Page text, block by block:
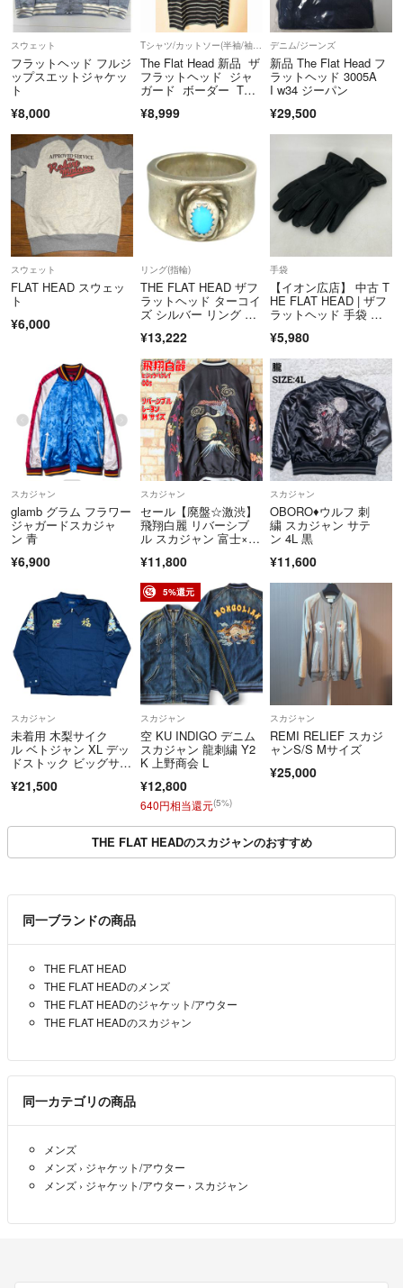
準備が出来次第、発送通知を行いますが、14時以降のご注文の際はご
注文当日の発送通知でも翌日発送となる可能性がございますのでご確認
くださいませ。ご不明点がございましたら問い合わせフォームよりお問
い合わせください。
当店はラクマの規約に則り営業させて頂いております。特定のお客様に
対するお取り置きや専用ページには対応できかねます。また、値下げ交
渉は承っておりません。お客様都合によるキャンセルは原則お受けして
おりません。当店他モールにも出品しておりますのでお早めにご検討く
ださいませ。 在庫管理は随時行っておりますが品切れになってしまう
場合がある事を予めご了承下さいませ。
＝＝＝＝＝＝＝＝＝＝＝＝＝＝
こちらのアカウントはラクマ公式パートナーの株式会社クラシックによ
って運営されています。
▼特商法
https://fril.jp/ts/official/law/a034/
▼返品特約
スウェット
フラットヘッド フルジ
ップスエットジャケッ
ト
¥8,000
Tシャツ/カットソー(半袖/袖なし)
The Flat Head 新品 ザ
フラットヘッド ジャ
ガード ボーダー Tシ
¥8,999
デニム/ジーンズ
新品 The Flat Head フ
ラットヘッド 3005A
I w34 ジーパン
¥29,500
スウェット
FLAT HEAD スウェッ
ト
¥6,000
リング(指輪)
THE FLAT HEAD ザフ
ラットヘッド ターコイ
ズ シルバー リング シ
系 約17号【中古】
¥13,222
手袋
【イオン広店】 中古 T
HE FLAT HEAD | ザフ
ラットヘッド 手袋 ブ
¥5,980
スカジャン
glamb グラム フラワー
ジャガードスカジャ
ン 青
¥6,900
スカジャン
セール【廃盤☆激渋】
飛翔白麗 リバーシブ
ル スカジャン 富士×芸
難 舞妓 吉祥 花魁 VIN
TAGE
¥11,800
スカジャン
OBORO♦ウルフ 刺
繍 スカジャン サテ
ン 4L 黒
¥11,600
スカジャン
未着用 木梨サイク
ル ベトジャン XL デッ
ドストック ビッグサイ
武 ベトナムジャケッ
¥21,500
5%還元
スカジャン
空 KU INDIGO デニム
スカジャン 龍刺繍 Y2
K 上野商会 L
¥12,800
640円相当還元(5%)
スカジャン
REMI RELIEF スカジ
ャンS/S Mサイズ
¥25,000
THE FLAT HEADのスカジャンのおすすめ
同一ブランドの商品
THE FLAT HEAD
THE FLAT HEADのメンズ
THE FLAT HEADのジャケット/アウター
THE FLAT HEADのスカジャン
同一カテゴリの商品
メンズ
メンズ › ジャケット/アウター
メンズ › ジャケット/アウター › スカジャン